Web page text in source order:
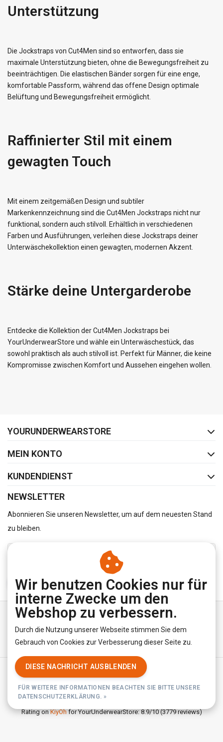
Unterstützung
Die Jockstraps von Cut4Men sind so entworfen, dass sie
maximale Unterstützung bieten, ohne die Bewegungsfreiheit zu
beeinträchtigen. Die elastischen Bänder sorgen für eine enge,
komfortable Passform, während das offene Design optimale
Belüftung und Bewegungsfreiheit ermöglicht.
Raffinierter Stil mit einem
gewagten Touch
Mit einem zeitgemäßen Design und subtiler
Markenkennzeichnung sind die Cut4Men Jockstraps nicht nur
funktional, sondern auch stilvoll. Erhältlich in verschiedenen
Farben und Ausführungen, verleihen diese Jockstraps deiner
Unterwäschekollektion einen gewagten, modernen Akzent.
Stärke deine Untergarderobe
Entdecke die Kollektion der Cut4Men Jockstraps bei
YourUnderwearStore und wähle ein Unterwäschestück, das
sowohl praktisch als auch stilvoll ist. Perfekt für Männer, die keine
Kompromisse zwischen Komfort und Aussehen eingehen wollen.
YOURUNDERWEARSTORE
MEIN KONTO
KUNDENDIENST
NEWSLETTER
Abonnieren Sie unseren Newsletter, um auf dem neuesten Stand
zu bleiben.
ABONNIEREN
Allgemeine Geschäftsbedingungen Privacy Policy
© Copyright 2026 - YourUnderwearStore | Realisatie InStijl Media
Rating onKiyOhfor YourUnderwearStore: 8.9/10 (3779 reviews)
Wir benutzen Cookies nur für
interne Zwecke um den
Webshop zu verbessern.
Durch die Nutzung unserer Webseite stimmen Sie dem
Gebrauch von Cookies zur Verbesserung dieser Seite zu.
DIESE NACHRICHT AUSBLENDEN
FÜR WEITERE INFORMATIONEN BEACHTEN SIE BITTE UNSERE
DATENSCHUTZERKLÄRUNG. »